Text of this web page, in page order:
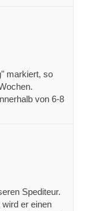
markiert, so
von 6-8
Spediteur.
er einen